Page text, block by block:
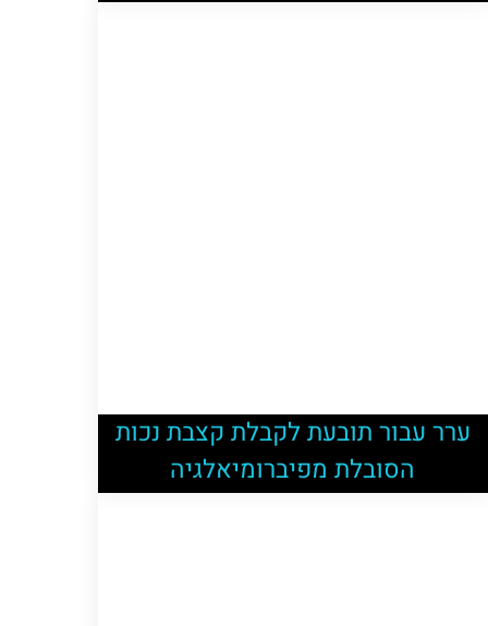
ערר עבור תובעת לקבלת קצבת נכות
הסובלת מפיברומיאלגיה